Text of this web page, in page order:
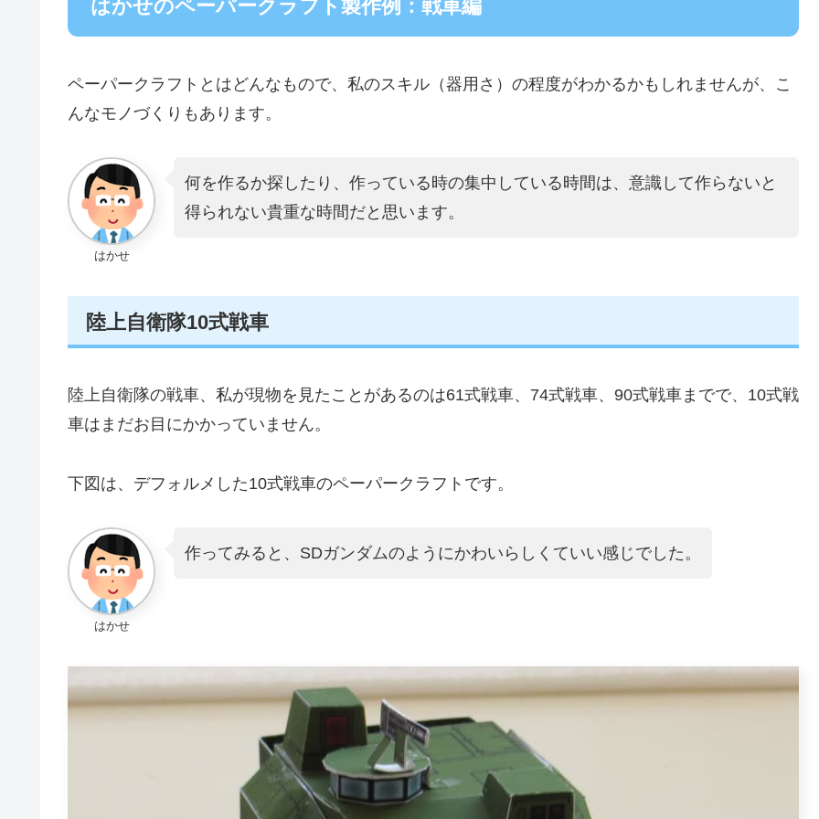
はかせのペーパークラフト製作例：戦車編
ペーパークラフトとはどんなもので、私のスキル（器用さ）の程度がわかるかもしれませんが、こ
んなモノづくりもあります。
はかせ
何を作るか探したり、作っている時の集中している時間は、意識して作らないと
得られない貴重な時間だと思います。
陸上自衛隊10式戦車
陸上自衛隊の戦車、私が現物を見たことがあるのは61式戦車、74式戦車、90式戦車までで、10式戦
車はまだお目にかかっていません。
下図は、デフォルメした10式戦車のペーパークラフトです。
はかせ
作ってみると、SDガンダムのようにかわいらしくていい感じでした。